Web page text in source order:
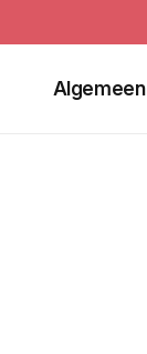
Algemeen